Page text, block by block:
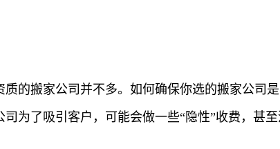
的搬家公司并不多。如何确保你选的搬家公司
为了吸引客户，可能会做一些“隐性”收费，甚